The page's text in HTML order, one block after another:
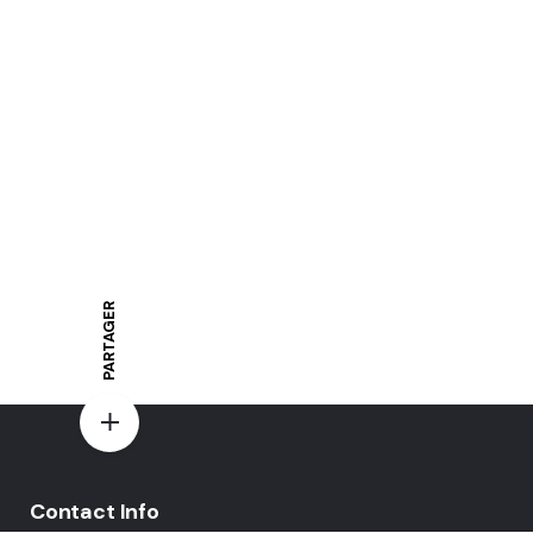
PARTAGER
Contact Info